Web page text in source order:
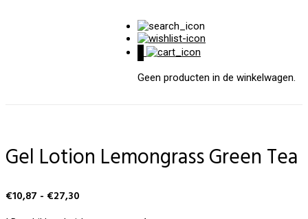
Geen producten in de winkelwagen.
Gel Lotion Lemongrass Green Tea
€10,87 - €27,30